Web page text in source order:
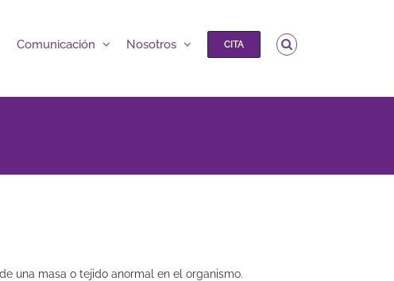
Comunicación Nosotros CITA
una masa o tejido anormal en el organismo.